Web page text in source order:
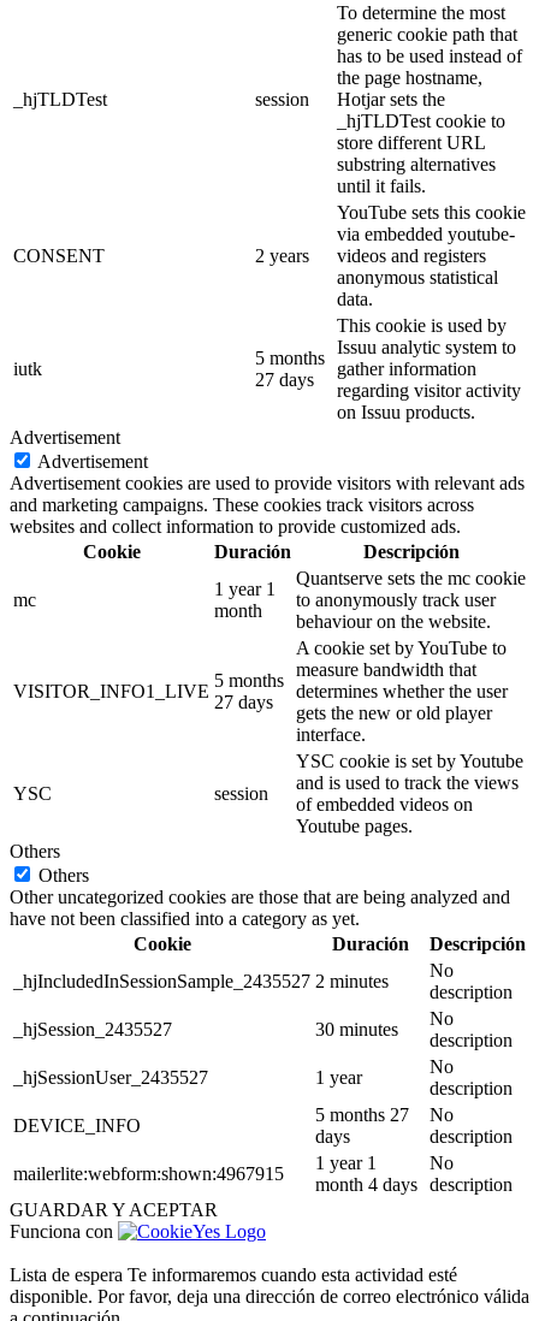
_hjTLDTest session
To determine the most
generic cookie path that
has to be used instead of
the page hostname,
Hotjar sets the
_hjTLDTest cookie to
store different URL
substring alternatives
until it fails.
CONSENT 2 years
YouTube sets this cookie
via embedded youtube-
videos and registers
anonymous statistical
data.
iutk
5 months
27 days
This cookie is used by
Issuu analytic system to
gather information
regarding visitor activity
on Issuu products.
Advertisement
Advertisement
Advertisement cookies are used to provide visitors with relevant ads
and marketing campaigns. These cookies track visitors across
websites and collect information to provide customized ads.
Cookie
Duración Descripción
mc
1 year 1
month
Quantserve sets the mc cookie
to anonymously track user
behaviour on the website.
VISITOR_INFO1_LIVE
5 months
27 days
A cookie set by YouTube to
measure bandwidth that
determines whether the user
gets the new or old player
interface.
YSC session
YSC cookie is set by Youtube
and is used to track the views
of embedded videos on
Youtube pages.
Others
Others
Other uncategorized cookies are those that are being analyzed and
have not been classified into a category as yet.
Cookie
Duración
Descripción
_hjIncludedInSessionSample_2435527 2 minutes
No
description
_hjSession_2435527
30 minutes
No
description
_hjSessionUser_2435527
1 year
No
description
DEVICE_INFO
5 months 27
days
No
description
mailerlite:webform:shown:4967915
1 year 1
month 4 days
No
description
GUARDAR Y ACEPTAR
Funciona con
Lista de espera Te informaremos cuando esta actividad esté
disponible. Por favor, deja una dirección de correo electrónico válida